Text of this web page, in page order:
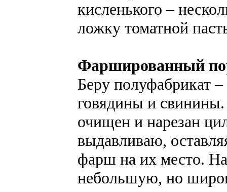
кисленького –
ложку томатной
Фаршированный
Беру полуфабрикат
говядины и
очищен и нарезан
выдавливаю,
фарш на их место.
небольшую, но